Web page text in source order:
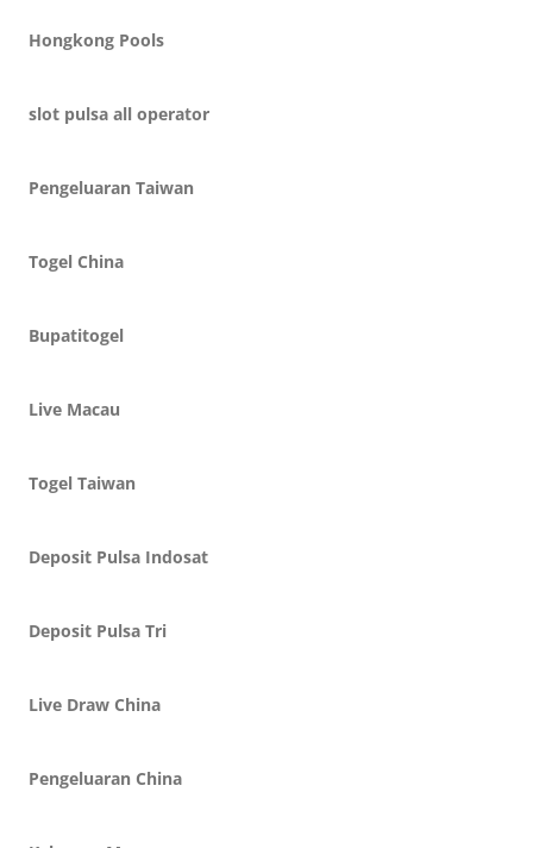
Hongkong Pools
slot pulsa all operator
Pengeluaran Taiwan
Togel China
Bupatitogel
Live Macau
Togel Taiwan
Deposit Pulsa Indosat
Deposit Pulsa Tri
Live Draw China
Pengeluaran China